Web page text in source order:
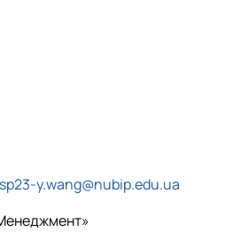
y.wang@nubip.edu.ua